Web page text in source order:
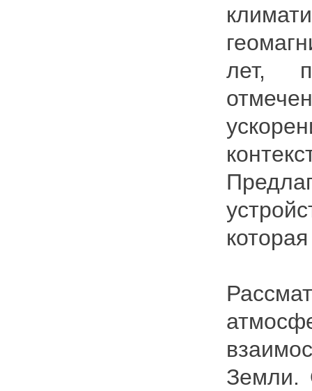
лет,
Земли.